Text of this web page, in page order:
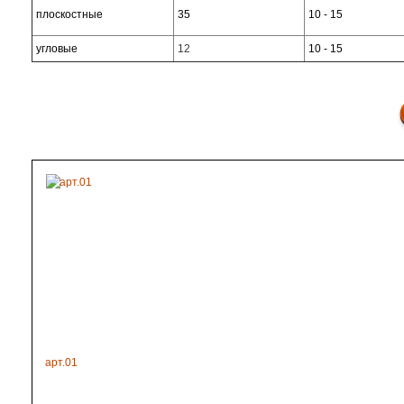
плоскостные 35 10 - 15
угловые 12 10 - 15
арт.01